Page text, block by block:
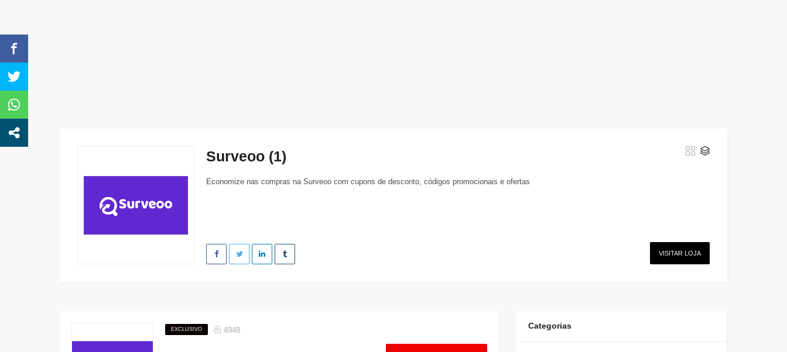
Surveoo (1)
Economize nas compras na Surveoo com cupons de desconto, códigos promocionais e ofertas
VISITAR LOJA
EXCLUSIVO 4948 Categorias